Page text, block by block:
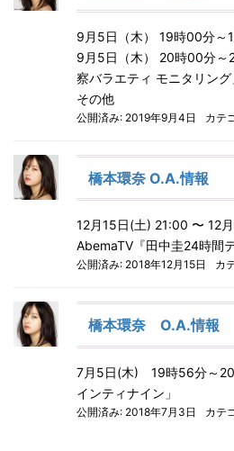
9月5日（木） 19時00分～
9月5日（木） 20時00分～
察バラエティ モニタリング
その他
公開済み: 2019年9月4日 カテ
橋本環奈 O.A.情報
12月15日(土) 21:00 〜 12
AbemaTV『田中圭24時間テ
公開済み: 2018年12月15日 カ
橋本環奈 O.A.情報
7月5日(木) 19時56分～
インティナイン」
公開済み: 2018年7月3日 カテ